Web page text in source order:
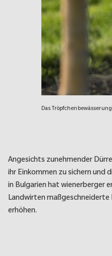
Das
Angesichts zunehmender
ihr Einkommen zu sichern und
in Bulgarien hat wienerberger
Landwirten
erhöhen.